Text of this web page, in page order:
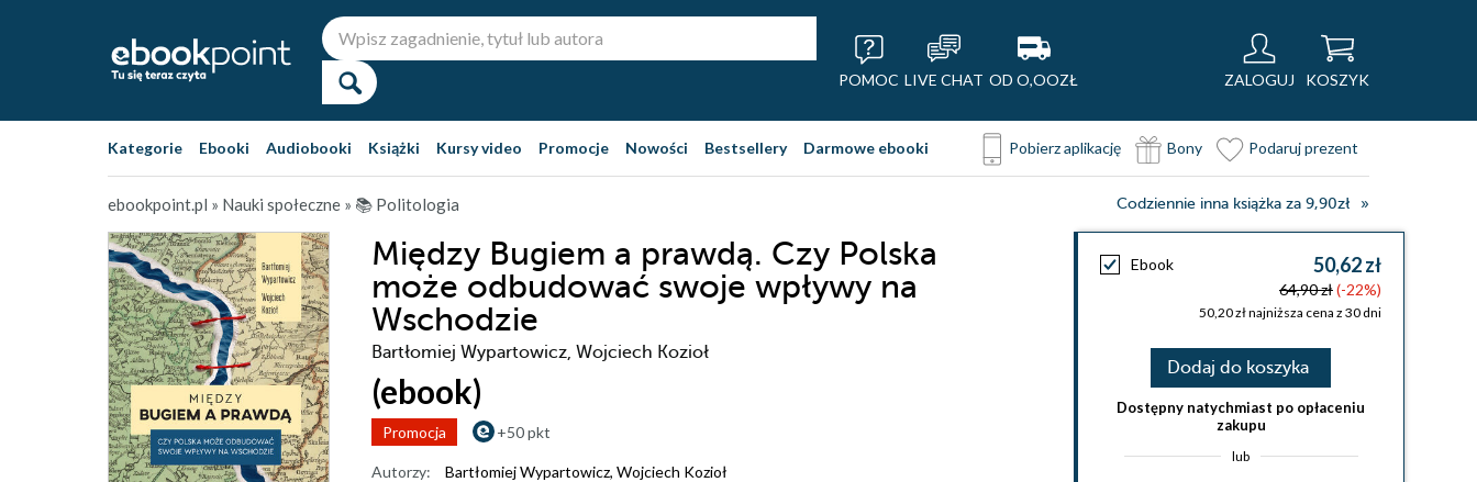
POMOC LIVE CHAT OD O,OOZŁ ZALOGUJ KOSZYK
Kategorie Ebooki Audiobooki Książki Kursy video Promocje Nowości Bestsellery Darmowe ebooki Pobierz aplikację Bony Podaruj prezent
ebookpoint.pl » Nauki społeczne » 📚 Politologia Codziennie inna książka za 9,90zł
Między Bugiem a prawdą. Czy Polska
może odbudować swoje wpływy na
Wschodzie
Bartłomiej Wypartowicz, Wojciech Kozioł
(ebook)
Promocja +50 pkt
Autorzy: Bartłomiej Wypartowicz, Wojciech Kozioł
Ebook 50,62 zł
64,90 zł(-22%)
50,20 zł najniższa cena z 30 dni
Dodaj do koszyka
Dostępny natychmiast po opłaceniu
zakupu
lub